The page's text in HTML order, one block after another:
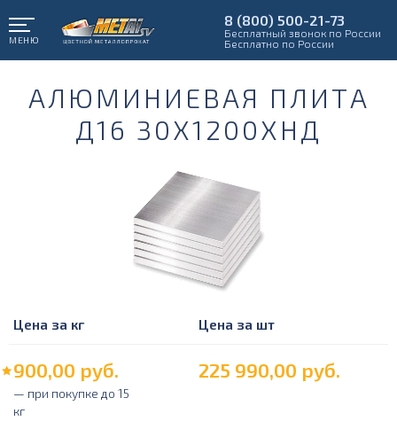
МЕНЮ
8 (800) 500-21-73
Бесплатный звонок по России
Бесплатно по России
АЛЮМИНИЕВАЯ ПЛИТА
Д16 30Х1200ХНД
Цена за кг Цена за шт
900,00 руб. 225 990,00 руб.
— при покупке до 15
кг